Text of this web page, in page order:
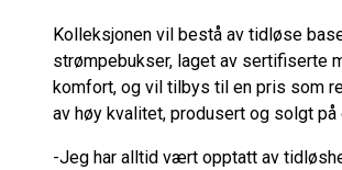
Kolleksjonen vil bestå av tidløse
strømpebukser, laget av sertifiserte
komfort, og vil tilbys til en pris som
av høy kvalitet, produsert og solgt på
-Jeg har alltid vært opptatt av